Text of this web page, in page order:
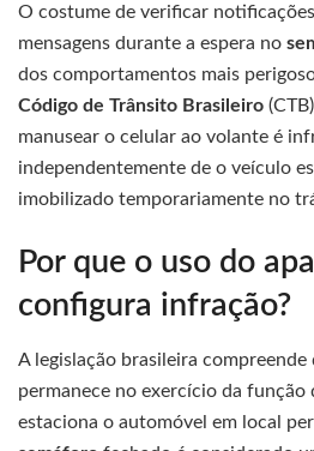
O costume de verificar
mensagens durante a espera no
dos comportamentos mais
Código de Trânsito Brasileiro
manusear o celular ao volante é
independentemente de o veículo
imobilizado temporariamente no
Por que o uso do
configura infração?
A legislação brasileira
permanece no exercício da
estaciona o automóvel em local